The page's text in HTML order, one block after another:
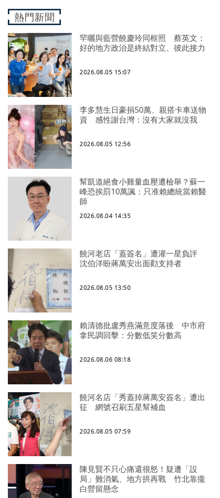
熱門新聞
罕曬與藍營饒慶玲同框照 蔡英文：
好的地方政治是終結對立、彼此接力
2026.08.05 15:07
李多慧生日豪捐50萬、親搭卡車送物
資 感性謝台灣：沒有大家就沒我
2026.08.05 12:56
幫凱道絕食小雞量血壓遭檢舉？蘇一
峰恐挨罰10萬諷：只准賴總統當賴醫
師
2026.08.04 14:35
饒河老店「蓋簽名」遭灌一星負評
沈伯洋盼蔣萬安出面勸支持者
2026.08.05 13:50
賴清德批盧秀燕滿意度落後 中市府
拿民調回擊：分數低笑分數高
2026.08.06 08:18
饒河名店「秀蓋掉蔣萬安簽名」遭出
征 網號召刷五星幫補血
2026.08.05 07:59
陳見賢不只心痛還很怒！疑遭「設
局」難消氣、地方拱再戰 竹北靠攏
白營留懸念